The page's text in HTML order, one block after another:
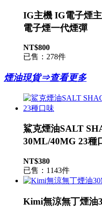
IG主機 IG電子煙
電子煙一代煙彈
NT$800
已售：278件
煙油現貨⇒查看更多
鯊克煙油SALT
30ML/40MG 23種
NT$380
已售：1143件
Kimi無涼無丁煙油